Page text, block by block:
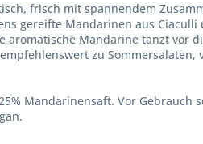
frisch mit spannendem
gereifte Mandarinen aus
Mandarine tanzt vor
zu
Mandarinensaft. Vor